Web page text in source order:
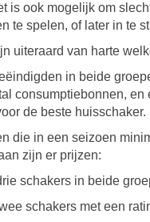
is ook mogelijk om
te spelen, of later in te
uiteraard van harte
in beide
consumptiebonnen, en
de beste huisschaker.
die in een seizoen
zijn er prijzen:
schakers in beide
schakers met een